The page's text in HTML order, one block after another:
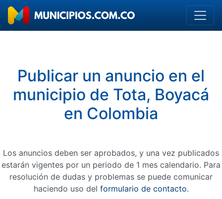
Publicar un anuncio en el
municipio de Tota, Boyacá
en Colombia
Los anuncios deben ser aprobados, y una vez publicados
estarán vigentes por un periodo de 1 mes calendario. Para
resolución de dudas y problemas se puede comunicar
haciendo uso del formulario de contacto.